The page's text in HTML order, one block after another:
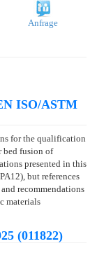
Anfrage
ISO/ASTM
for the qualification
bed fusion of
presented in this
but references
recommendations
materials
(011822)